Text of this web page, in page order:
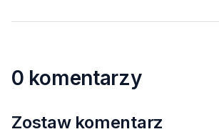
0 komentarzy
Zostaw komentarz